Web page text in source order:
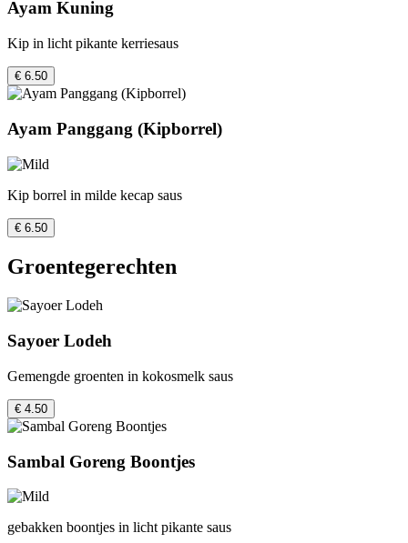
Ayam Kuning
Kip in licht pikante kerriesaus
€ 6.50
Ayam Panggang (Kipborrel)
Kip borrel in milde kecap saus
€ 6.50
Groentegerechten
Sayoer Lodeh
Gemengde groenten in kokosmelk saus
€ 4.50
Sambal Goreng Boontjes
gebakken boontjes in licht pikante saus